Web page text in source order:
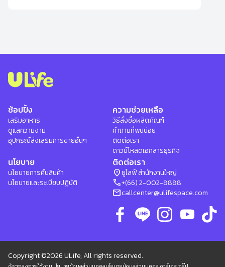
ช้อปปิ้ง
เสริมอาหาร
ดูแลความงาม
อุปกรณ์ส่งเสริมการขายอื่นๆ
ความช่วยเหลือ
วิธีสั่งซื้อผลิตภัณฑ์
คำถามที่พบบ่อย
ติดต่อเรา
ดาวน์โหลดเอกสารธุรกิจ
นโยบาย
นโยบายการคืนสินค้า
นโยบายและระเบียบปฏิบัติ
ติดต่อเรา
location_onยูไลฟ์ สำนักงานใหญ่
phone+(66) 2-002-8888
mailcallcenter@ulifespace.com
Copyright ©2026 ULife, All rights reserved.